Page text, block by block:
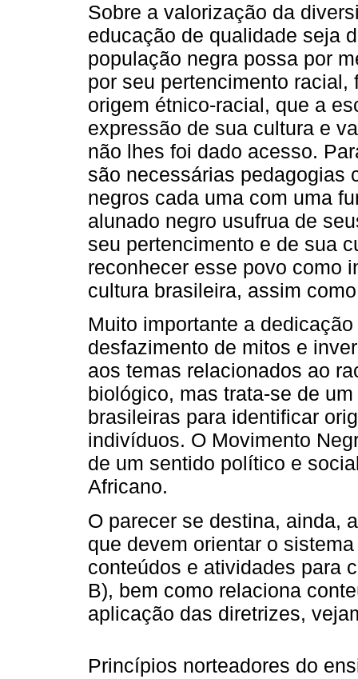
Sobre a valorização da
educação de qualidade seja
população negra possa por
por seu pertencimento
origem étnico-racial, que a
expressão de sua cultura e
não lhes foi dado acesso.
são necessárias pedagogias
negros cada uma com uma
alunado negro usufrua de
seu pertencimento e de sua
reconhecer esse povo como
cultura brasileira, assim
Muito importante a
desfazimento de mitos e
aos temas relacionados ao
biológico, mas trata-se de
brasileiras para identificar
indivíduos. O Movimento
de um sentido político e
Africano.
O parecer se destina, ainda,
que devem orientar o
conteúdos e atividades para
B), bem como relaciona
aplicação das diretrizes,
Princípios norteadores do